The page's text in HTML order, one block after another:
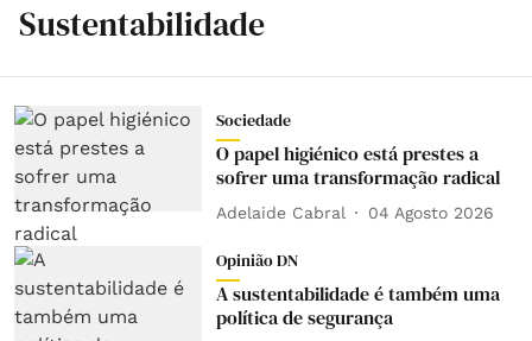
Sustentabilidade
Sociedade
O papel higiénico está prestes a
sofrer uma transformação radical
Adelaide Cabral 04 Agosto 2026
Opinião DN
A sustentabilidade é também uma
política de segurança